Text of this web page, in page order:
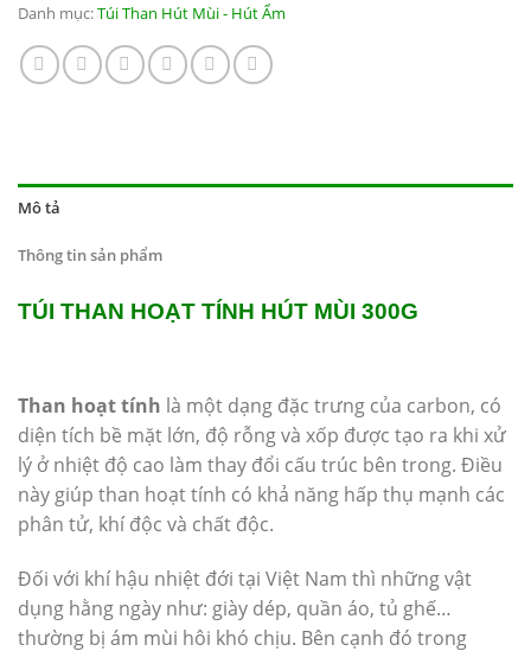
Danh mục:Túi Than Hút Mùi - Hút Ẩm
Mô tả
Thông tin sản phẩm
TÚI THAN HOẠT TÍNH HÚT MÙI 300G
Than hoạt tính là một dạng đặc trưng của carbon, có
diện tích bề mặt lớn, độ rỗng và xốp được tạo ra khi xử
lý ở nhiệt độ cao làm thay đổi cấu trúc bên trong. Điều
này giúp than hoạt tính có khả năng hấp thụ mạnh các
phân tử, khí độc và chất độc.
Đối với khí hậu nhiệt đới tại Việt Nam thì những vật
dụng hằng ngày như: giày dép, quần áo, tủ ghế…
thường bị ám mùi hôi khó chịu. Bên cạnh đó trong